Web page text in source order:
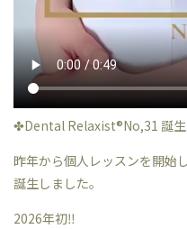
✤Dental Relaxist®︎No,31 誕
昨年から個人レッスンを開
誕生しました。
2026年初‼︎